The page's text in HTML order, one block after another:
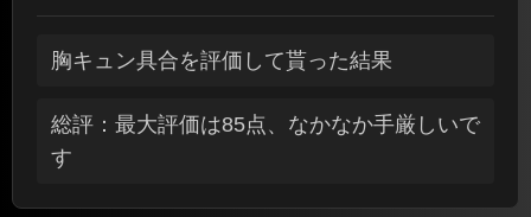
胸キュン具合を評価して貰った結果
総評：最大評価は85点、なかなか手厳しいで
す